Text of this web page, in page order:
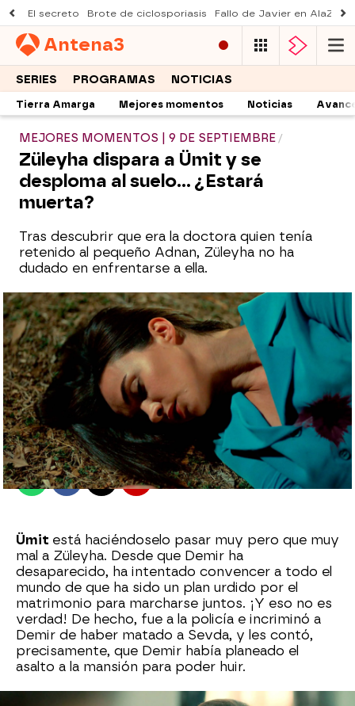
El secreto Brote de ciclosporiasis Fallo de Javier en AlaZ
Antena3
SERIES PROGRAMAS NOTICIAS
Tierra Amarga Mejores momentos Noticias
MEJORES MOMENTOS | 9 DE SEPTIEMBRE
Züleyha dispara a Ümit y se
desploma al suelo... ¿Estará
muerta?
Tras descubrir que era la doctora quien tenía
retenido al pequeño Adnan, Züleyha no ha
dudado en enfrentarse a ella.
Ana Bermejo Lillo
Madrid
Publicado:09 de septiembre de 2022, 18:36
WhatsappFacebook
X Flipboard
Ümit está haciéndoselo pasar muy pero que muy
mal a Züleyha. Desde que Demir ha
desaparecido, ha intentado convencer a todo el
mundo de que ha sido un plan urdido por el
matrimonio para marcharse juntos. ¡Y eso no es
verdad! De hecho, fue a la policía e incriminó a
Demir de haber matado a Sevda, y les contó,
precisamente, que Demir había planeado el
asalto a la mansión para poder huir.